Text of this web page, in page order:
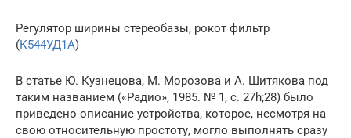
Регулятор ширины стереобазы, рокот фильтр
(К544УД1А)
В статье Ю. Кузнецова, М. Морозова и А. Шитякова под
таким названием («Радио», 1985. № 1, с. 27h;28) было
приведено описание устройства, которое, несмотря на
свою относительную простоту, могло выполнять сразу